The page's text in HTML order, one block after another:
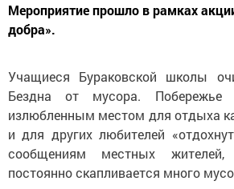
Мероприятие прошло в рамках
добра».
Учащиеся Бураковской школы
Бездна от мусора. Побережье
излюбленным местом для отдыха
и для других любителей
сообщениям местных
постоянно скапливается много